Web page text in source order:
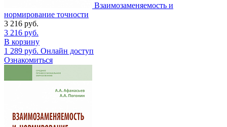
Взаимозаменяемость и
нормирование точности
3 216 руб.
3 216 руб.
В корзину
1 289 руб. Онлайн доступ
Ознакомиться